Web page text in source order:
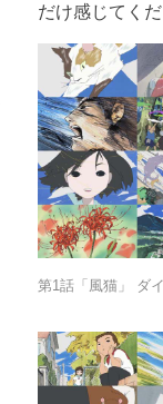
だけ感じてくだ
第1話「風猫」 ダ